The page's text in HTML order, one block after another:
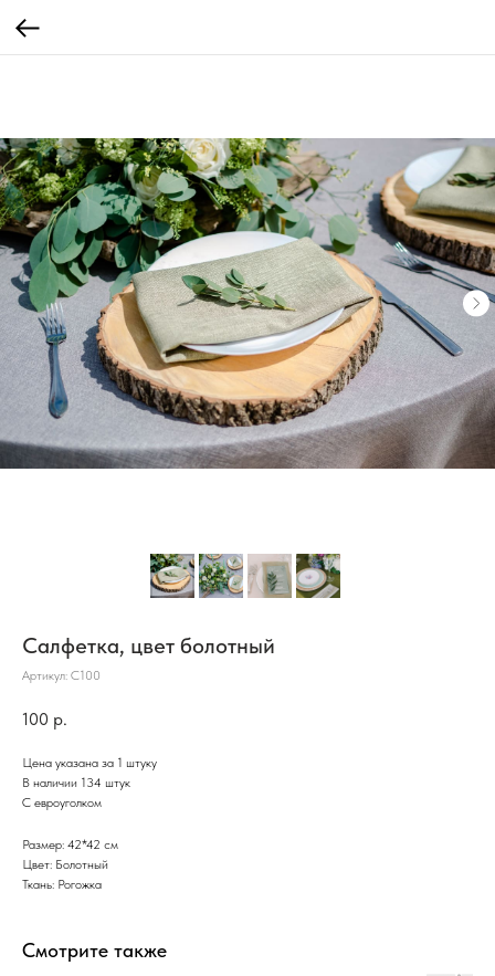
Салфетка, цвет болотный
Артикул: С100
100 р.
Цена указана за 1 штуку
В наличии 134 штук
С евроуголком
Размер: 42*42 см
Цвет: Болотный
Ткань: Рогожка
Смотрите также